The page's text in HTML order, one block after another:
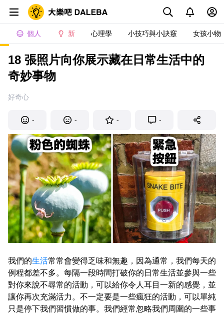
個人 新 心理學 小技巧與小訣竅 女孩小物
18 張照片向你展示藏在日常生活中的
奇妙事物
好奇心
- - - -
我們的生活常常會變得乏味和無趣，因為通常，我們每天的
例程都差不多。每隔一段時間打破你的日常生活並參與一些
對你來說不尋常的活動，可以給你令人耳目一新的感覺，並
讓你再次充滿活力。不一定要是一些瘋狂的活動，可以單純
只是停下我們習慣做的事。我們經常忽略我們周圍的一些事